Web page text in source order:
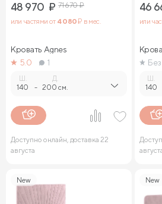
48 970 ₽ 71 670₽
или частями от 4 080₽ в мес.
Кровать Agnes
5.0
1
140 -
Д.
200 см.
Доступно онлайн, доставка 22
августа
46
или
140
New New